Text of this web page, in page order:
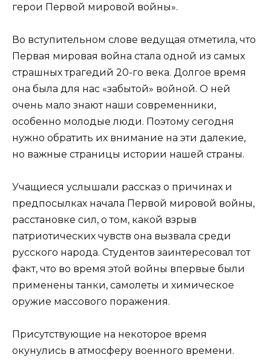
герои Первой мировой войны».
Во вступительном слове ведущая отметила, что
Первая мировая война стала одной из самых
страшных трагедий 20-го века. Долгое время
она была для нас «забытой» войной. О ней
очень мало знают наши современники,
особенно молодые люди. Поэтому сегодня
нужно обратить их внимание на эти далекие,
но важные страницы истории нашей страны.
Учащиеся услышали рассказ о причинах и
предпосылках начала Первой мировой войны,
расстановке сил, о том, какой взрыв
патриотических чувств она вызвала среди
русского народа. Студентов заинтересовал тот
факт, что во время этой войны впервые были
применены танки, самолеты и химическое
оружие массового поражения.
Присутствующие на некоторое время
окунулись в атмосферу военного времени.